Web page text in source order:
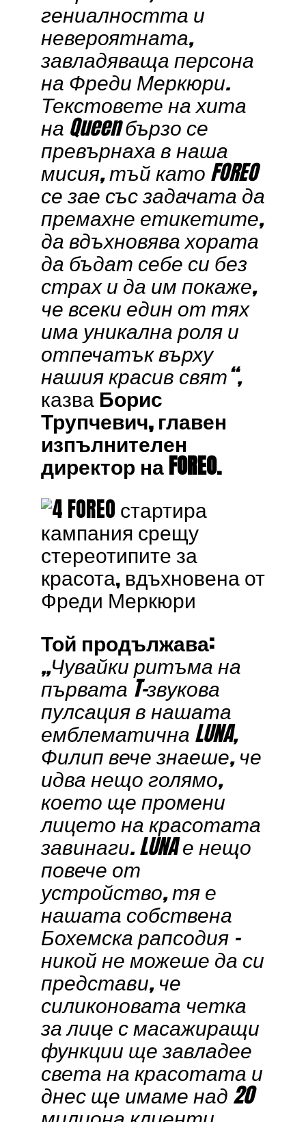
гениалността и
невероятната,
завладяваща персона
на Фреди Меркюри.
Текстовете на хита
на Queen бързо се
превърнаха в наша
мисия, тъй като FOREO
се зае със задачата да
премахне етикетите,
да вдъхновява хората
да бъдат себе си без
страх и да им покаже,
че всеки един от тях
има уникална роля и
отпечатък върху
нашия красив свят“,
казваБорис
Трупчевич, главен
изпълнителен
директор на FOREO.
Той продължава:
„Чувайки ритъма на
първата T-звукова
пулсация в нашата
емблематична LUNA,
Филип вече знаеше, че
идва нещо голямо,
което ще промени
лицето на красотата
завинаги. LUNA е нещо
повече от
устройство, тя е
нашата собствена
Бохемска рапсодия –
никой не можеше да си
представи, че
силиконовата четка
за лице с масажиращи
функции ще завладее
света на красотата и
днес ще имаме над 20